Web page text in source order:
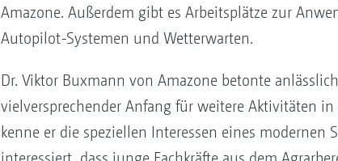
Amazone. Außerdem gibt es Arbeitsplätze zur
Autopilot-Systemen und Wetterwarten.
Dr. Viktor Buxmann von Amazone betonte
vielversprechender Anfang für weitere Aktivitäten
kenne er die speziellen Interessen eines modernen